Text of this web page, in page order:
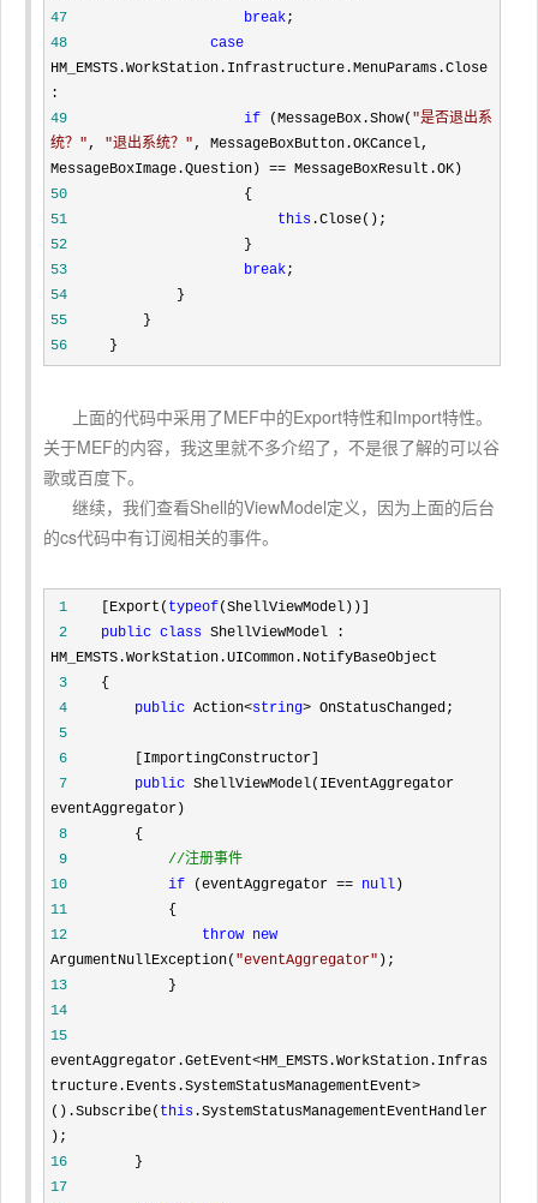
47
break
48
case
HM_EMSTS.WorkStation.Infrastructure.MenuParams.Close
49
if (MessageBox.Show( "是否退出系
统？ ", "退出系统？ ", MessageBoxButton.OKCancel,
MessageBoxImage.Question) ==
50
51
this
52
53
break
54
55
56
     }
上面的代码中采用了MEF中的Export特性和Import特性。
关于MEF的内容，我这里就不多介绍了，不是很了解的可以谷
歌或百度下。
继续，我们查看Shell的ViewModel定义，因为上面的后台
的cs代码中有订阅相关的事件。
1
    [Export(
typeof
2
public class ShellViewModel :
3
4
public Action<string>
5
6
7
public ShellViewModel(IEventAggregator
8
9
//注册事件
10
if (eventAggregator == null
11
12
throw new
ArgumentNullException( "eventAggregator"
13
14
15
eventAggregator.GetEvent<HM_EMSTS.WorkStation.Infras
tructure.Events.SystemStatusManagementEvent>
().Subscribe( this .SystemStatusManagementEventHandler
16
17